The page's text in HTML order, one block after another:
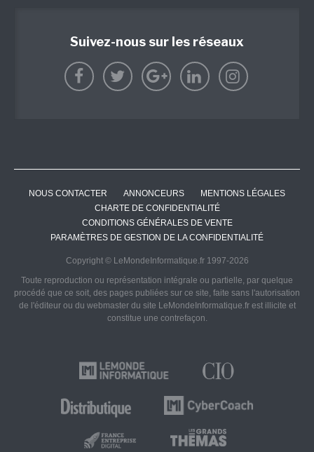
Suivez-nous sur les réseaux
NOUS CONTACTER ANNONCEURS
MENTIONS LÉGALES
CHARTE DE CONFIDENTIALITÉ
CONDITIONS GÉNÉRALES DE VENTE
PARAMÈTRES DE GESTION DE LA CONFIDENTIALITÉ
Copyright © LeMondeInformatique.fr 1997-2026
Toute reproduction ou représentation intégrale ou partielle, par quelque
procédé que ce soit, des pages publiées sur ce site, faite sans l'autorisation
de l'éditeur ou du webmaster du site LeMondeInformatique.fr est illicite et
constitue une contrefaçon.